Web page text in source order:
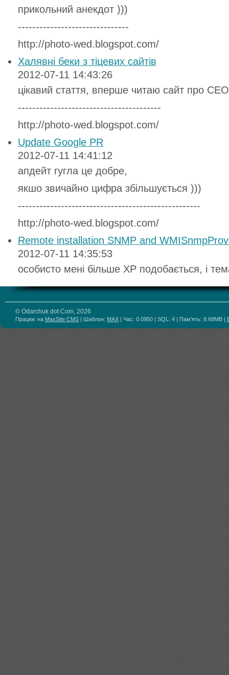
прикольний анекдот )))
-------------------------------
http://photo-wed.blogspot.com/
Халявні беки з тіцевих сайтів
2012-07-11 14:43:26
цікавий стаття, вперше читаю сайт про
----------------------------------------
http://photo-wed.blogspot.com/
Update Google PR
2012-07-11 14:41:12
апдейт гугла це добре,
якшо звичайно цифра збільшується )))
---------------------------------------------------
http://photo-wed.blogspot.com/
Remote installation SNMP and
2012-07-11 14:35:53
особисто мені більше ХР подобається, і
© Odarchuk dot Com, 2026
Працює на MaxSite CMS | Шаблон: MAX | Час: 0.0950 | SQL: 4 | Пам'ять: 8.68MB |